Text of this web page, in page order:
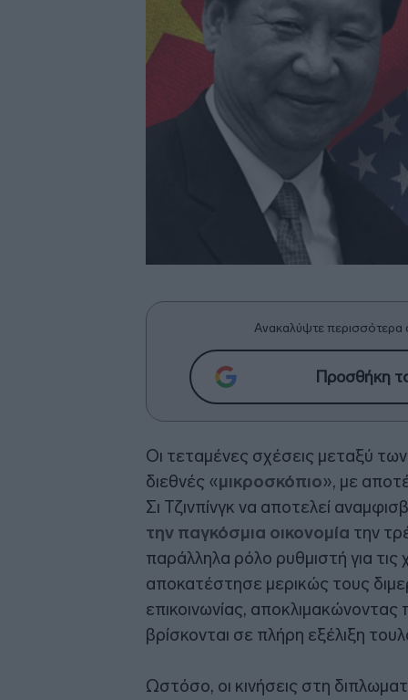
Ανακαλύψτε περισσότερα
Προσθήκη
Οι τεταμένες σχέσεις μεταξύ των
διεθνές «μικροσκόπιο», με
Σι Τζινπίνγκ να αποτελεί
την παγκόσμια οικονομία την
παράλληλα ρόλο ρυθμιστή για
αποκατέστησε μερικώς τους
επικοινωνίας,
βρίσκονται σε πλήρη εξέλιξη
Ωστόσο, οι κινήσεις στη